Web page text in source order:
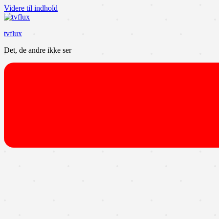
Videre til indhold
tvflux
Det, de andre ikke ser